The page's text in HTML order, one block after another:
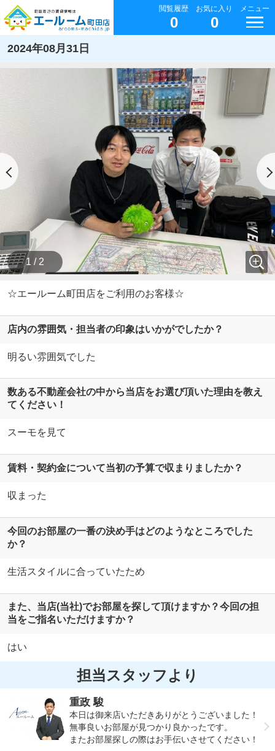
閲覧履歴
0
お気に入り
0
メニュー
2024年08月31日
1 / 2
☆エールーム町田店をご利用のお客様☆
店内の雰囲気・担当者の印象はいかがでしたか？
明るい雰囲気でした
数ある不動産会社の中から当店をお選び頂いた理由を教え
てください！
スーモを見て
賃料・契約金について当初の予算で収まりましたか？
収まった
今回のお部屋の一番の決め手はどのようなところでした
か？
生活スタイルに合っていたため
また、当店(当社)でお部屋を探して頂けますか？今回の担
当をご指名いただけますか？
はい
担当スタッフより
重政 駿
本日は御来店いただきありがとうございました！
無事良いお部屋が見つかり良かったです。
またお部屋探しの際はお手伝いさせてください！